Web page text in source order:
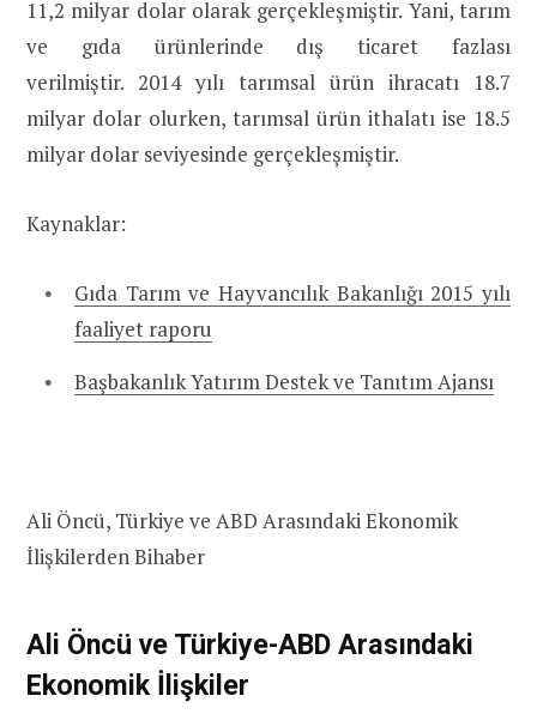
11,2 milyar dolar olarak gerçekleşmiştir. Yani, tarım
ve gıda ürünlerinde dış ticaret fazlası
verilmiştir. 2014 yılı tarımsal ürün ihracatı 18.7
milyar dolar olurken, tarımsal ürün ithalatı ise 18.5
milyar dolar seviyesinde gerçekleşmiştir.
Kaynaklar:
Gıda Tarım ve Hayvancılık Bakanlığı 2015 yılı
faaliyet raporu
Başbakanlık Yatırım Destek ve Tanıtım Ajansı
Ali Öncü, Türkiye ve ABD Arasındaki Ekonomik
İlişkilerden Bihaber
Ali Öncü ve Türkiye-ABD Arasındaki
Ekonomik İlişkiler